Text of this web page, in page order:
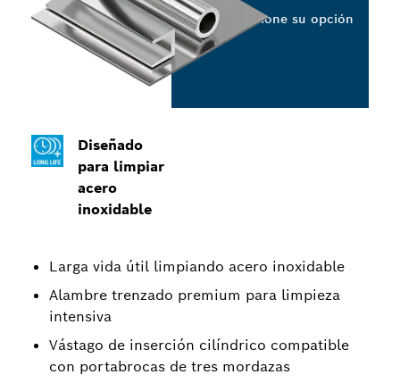
Diseñado
para limpiar
acero
inoxidable
Larga vida útil limpiando acero inoxidable
Alambre trenzado premium para limpieza
intensiva
Vástago de inserción cilíndrico compatible
con portabrocas de tres mordazas
Seleccione su opción